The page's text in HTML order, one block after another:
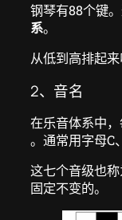
钢琴有88个键
系。
从低到高排起
2、音名
在乐音体系中
。通常用字母C
这七个音级也
固定不变的。